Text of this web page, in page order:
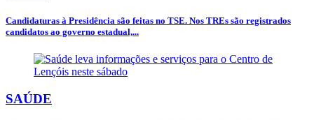
Candidaturas à Presidência são feitas no TSE. Nos TREs são registrados
candidatos ao governo estadual,...
SAÚDE